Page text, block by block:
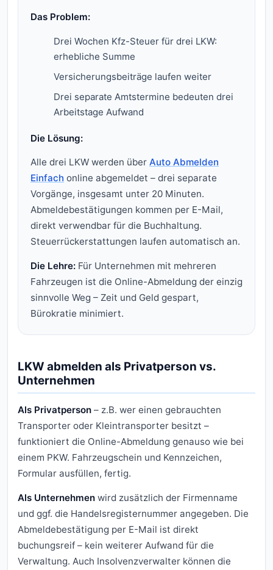
Das Problem:
Drei Wochen Kfz-Steuer für drei LKW:
erhebliche Summe
Versicherungsbeiträge laufen weiter
Drei separate Amtstermine bedeuten drei
Arbeitstage Aufwand
Die Lösung:
Alle drei LKW werden über Auto Abmelden
Einfach online abgemeldet – drei separate
Vorgänge, insgesamt unter 20 Minuten.
Abmeldebestätigungen kommen per E-Mail,
direkt verwendbar für die Buchhaltung.
Steuerrückerstattungen laufen automatisch an.
Die Lehre: Für Unternehmen mit mehreren
Fahrzeugen ist die Online-Abmeldung der einzig
sinnvolle Weg – Zeit und Geld gespart,
Bürokratie minimiert.
LKW abmelden als Privatperson vs.
Unternehmen
Als Privatperson – z.B. wer einen gebrauchten
Transporter oder Kleintransporter besitzt –
funktioniert die Online-Abmeldung genauso wie bei
einem PKW. Fahrzeugschein und Kennzeichen,
Formular ausfüllen, fertig.
Als Unternehmen wird zusätzlich der Firmenname
und ggf. die Handelsregisternummer angegeben. Die
Abmeldebestätigung per E-Mail ist direkt
buchungsreif – kein weiterer Aufwand für die
Verwaltung. Auch Insolvenzverwalter können die